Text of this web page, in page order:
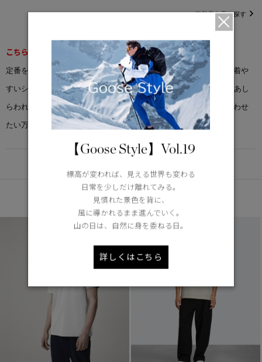
直営店在庫を探す
こちらの商品は返品交換不可となります。
定番をさらに進化させた「エマーソン Tシャツ」は、クラシックで着や
すいシルエット。シンプルなデザインにさりげなくブランドロゴがあし
らわれたこのTシャツは、お気に入りのカナダグース スタイルに合わせ
たい万能レイヤリング アイテムです。
あなたへのおすすめ
【Goose Style】Vol.19
標高が変われば、見える世界も変わる
日常を少しだけ離れてみる。
見慣れた景色を背に、
風に導かれるまま進んでいく。
山の日は、自然に身を委ねる日。
詳しくはこちら